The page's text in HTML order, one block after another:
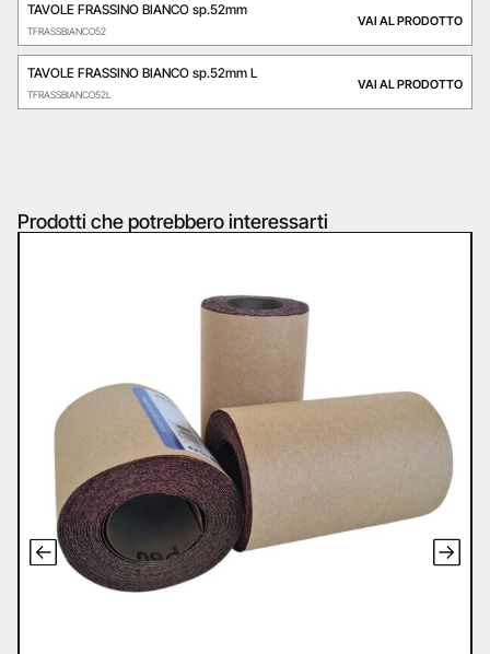
TAVOLE FRASSINO BIANCO sp.52mm
TFRASSBIANCO52
VAI AL PRODOTTO
TAVOLE FRASSINO BIANCO sp.52mm L
TFRASSBIANCO52L
VAI AL PRODOTTO
Prodotti che potrebbero interessarti